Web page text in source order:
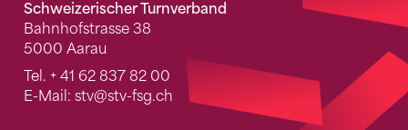
Schweizerischer Turnverband
Bahnhofstrasse 38
5000 Aarau
Tel. + 41 62 837 82 00
E-Mail: stv@stv-fsg.ch